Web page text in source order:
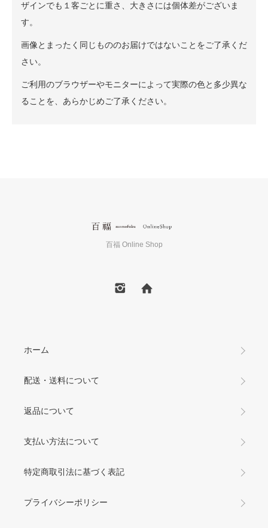
ザインでも１客ごとに重さ、大きさには個体差がございま
す。
画像とまったく同じもののお届けではないことをご了承くだ
さい。
ご利用のブラウザーやモニターによって実際の色と多少異な
ることを、あらかじめご了承ください。
百福 Online Shop
ホーム
配送・送料について
返品について
支払い方法について
特定商取引法に基づく表記
プライバシーポリシー